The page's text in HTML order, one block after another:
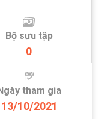
Bộ sưu tập
0
tham gia
13/10/2021